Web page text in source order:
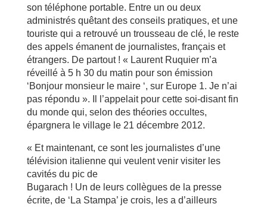
son téléphone portable. Entre un ou deux
administrés quêtant des conseils pratiques, et une
touriste qui a retrouvé un trousseau de clé, le reste
des appels émanent de journalistes, français et
étrangers. De partout ! « Laurent Ruquier m’a
réveillé à 5 h 30 du matin pour son émission
‘Bonjour monsieur le maire ‘, sur Europe 1. Je n’ai
pas répondu ». Il l’appelait pour cette soi-disant fin
du monde qui, selon des théories occultes,
épargnera le village le 21 décembre 2012.
« Et maintenant, ce sont les journalistes d’une
télévision italienne qui veulent venir visiter les
cavités du pic de
Bugarach ! Un de leurs collègues de la presse
écrite, de ‘La Stampa’ je crois, les a d’ailleurs